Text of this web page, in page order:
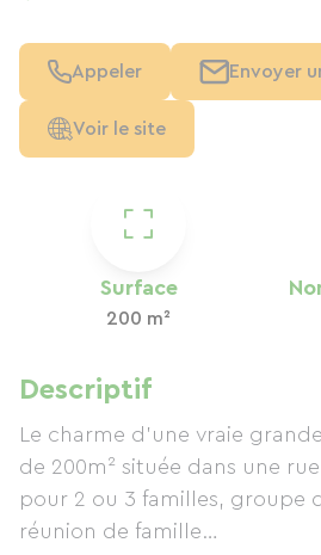
Surface
200 m²
Descriptif
Le charme d’une vraie
de 200m² située dans une
pour 2 ou 3 familles, groupe
réunion de famille…
Appeler Envoyer
Voir le site